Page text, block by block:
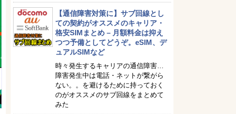
【通信障害対策に】サブ回線とし
ての契約がオススメのキャリア・
格安SIMまとめ – 月額料金は抑え
つつ予備としてどうぞ。eSIM、デ
ュアルSIMなど
時々発生するキャリアの通信障害…
障害発生中は電話・ネットが繋がら
ない。。を避けるために持っておく
のがオススメのサブ回線をまとめて
みた